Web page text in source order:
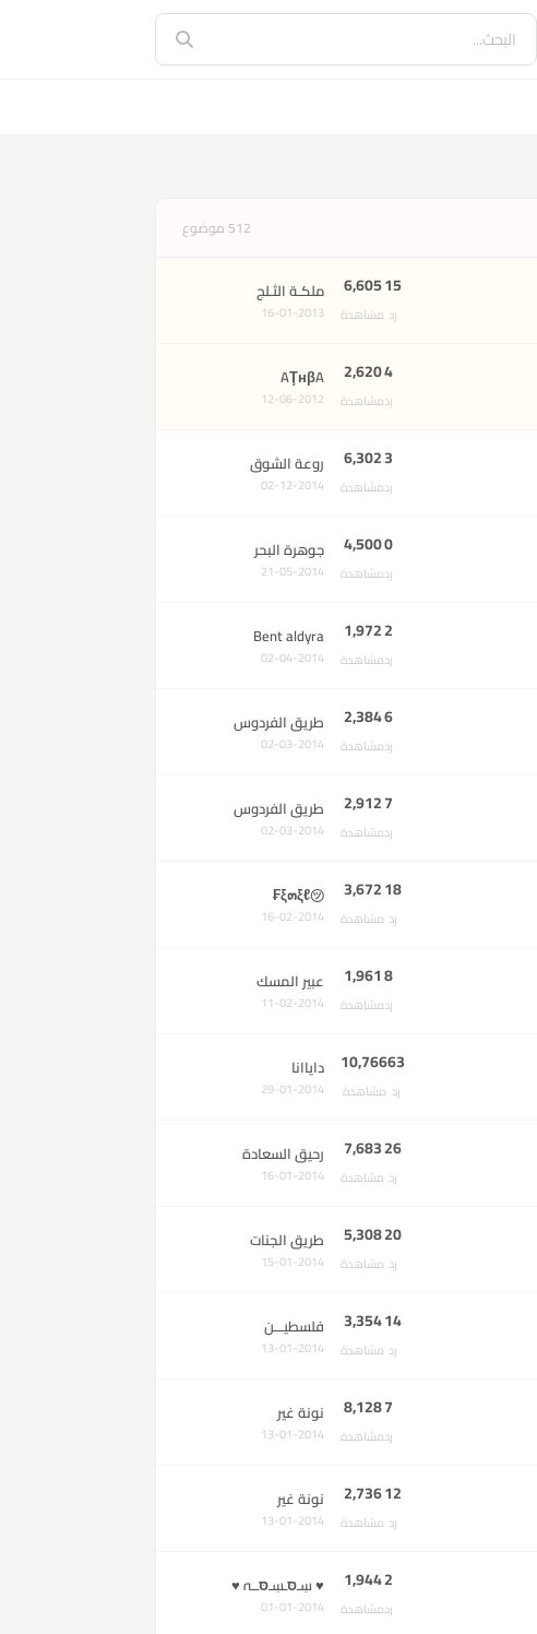
512 موضوع
15
رد
6,605
مشاهدة
ملكـة الثـلج
16-01-2013
4
رد
2,620
مشاهدة
AŢнβA
12-06-2012
3
رد
6,302
مشاهدة
روعة الشوق
02-12-2014
0
رد
4,500
مشاهدة
جوهرة البحر
21-05-2014
2
رد
1,972
مشاهدة
Bent aldyra
02-04-2014
6
رد
2,384
مشاهدة
طريق الفردوس
02-03-2014
7
رد
2,912
مشاهدة
طريق الفردوس
02-03-2014
18
رد
3,672
مشاهدة
ξ๓ξℓ㋡₣
16-02-2014
8
رد
1,961
مشاهدة
عبير المسك
11-02-2014
63
رد
10,766
مشاهدة
داياانا
29-01-2014
26
رد
7,683
مشاهدة
رحيق السعادة
16-01-2014
20
رد
5,308
مشاهدة
طريق الجنات
15-01-2014
14
رد
3,354
مشاهدة
فلسطيـــن
13-01-2014
7
رد
8,128
مشاهدة
نونة غير
13-01-2014
12
رد
2,736
مشاهدة
نونة غير
13-01-2014
2
رد
1,944
مشاهدة
♥ سِـסּـسِـסּــہ ♥
01-01-2014